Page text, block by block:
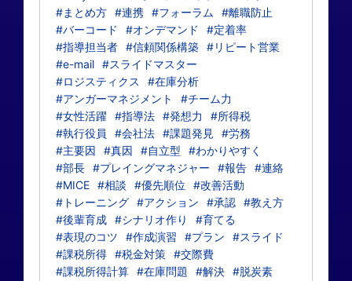
#まとめ方 #連携 #フォーラム
#離職防止
#バーコード
#オンデマンド
#定着率
#指導担当者 #信頼関係構築 #リピート営業
#e-mail #スライドマスター
#ロジスティクス
#在庫分析
#アンガーマネジメント
#チーム力
#女性活躍 #指導法 #発想力
#所得税
#執行役員
#会社法 #課題発見
#労務
#主要因
#真因 #自立型
#わかりやすく
#部長 #プレイングマネジャー #報告 #連絡
#MICE #相談 #優先順位
#改善活動
#トレーニング #アクション #承認 #教え方
#後輩育成 #シナリオ作り
#育てる
#表現のコツ
#作成演習 #プラン
#スライド
#課税所得 #税金対策 #交際費
#課税所得計算 #在庫問題 #解決 #脱炭素